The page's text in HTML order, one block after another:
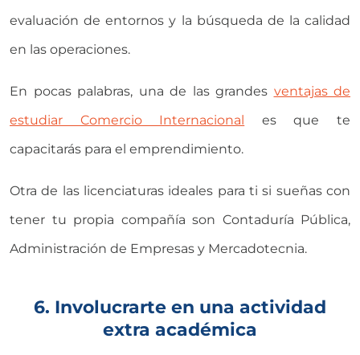
evaluación de entornos y la búsqueda de la calidad
en las operaciones.
En pocas palabras, una de las grandes ventajas de
estudiar Comercio Internacional es que te
capacitarás para el emprendimiento.
Otra de las licenciaturas ideales para ti si sueñas con
tener tu propia compañía son Contaduría Pública,
Administración de Empresas y Mercadotecnia.
6. Involucrarte en una actividad
extra académica